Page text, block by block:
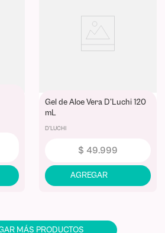
Gel de Aloe Vera D'Luchi 120
mL
D'LUCHI
$ 49.999